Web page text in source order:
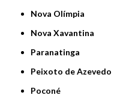
Nova Olímpia
Nova Xavantina
Paranatinga
Peixoto de Azevedo
Poconé